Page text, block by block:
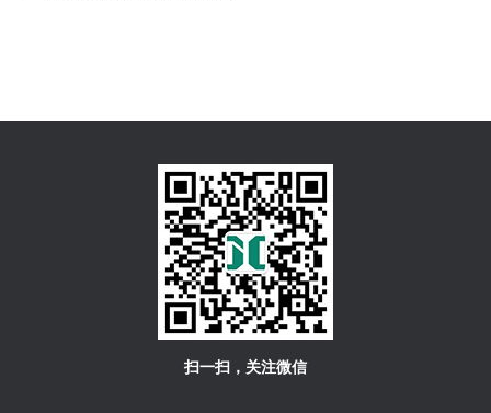
扫一扫，关注微信